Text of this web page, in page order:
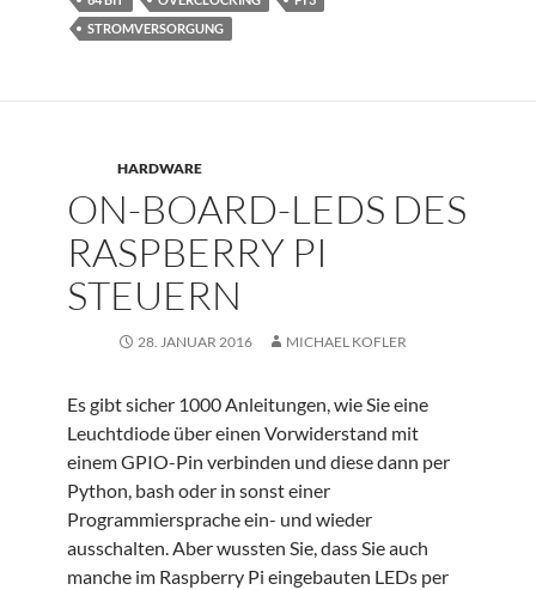
STROMVERSORGUNG
HARDWARE
ON-BOARD-LEDS DES
RASPBERRY PI
STEUERN
28. JANUAR 2016 MICHAEL KOFLER
Es gibt sicher 1000 Anleitungen, wie Sie eine
Leuchtdiode über einen Vorwiderstand mit
einem GPIO-Pin verbinden und diese dann per
Python, bash oder in sonst einer
Programmiersprache ein- und wieder
ausschalten. Aber wussten Sie, dass Sie auch
manche im Raspberry Pi eingebauten LEDs per